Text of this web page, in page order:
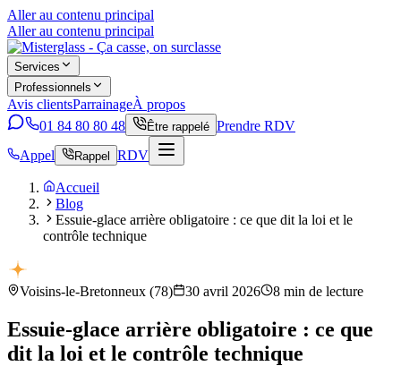
Aller au contenu principal
Aller au contenu principal
Services
Professionnels
Avis clientsParrainageÀ propos
01 84 80 80 48
Être rappelé Prendre RDV
Appel
Rappel RDV
Accueil
Blog
Essuie-glace arrière obligatoire : ce que dit la loi et le
contrôle technique
Voisins-le-Bretonneux (78) 30 avril 2026 8 min de lecture
Essuie-glace arrière obligatoire : ce que
dit la loi et le contrôle technique